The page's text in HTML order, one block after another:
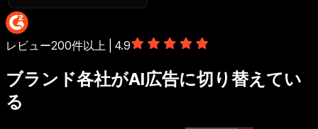
レビュー200件以上 | 4.9
ブランド各社がAI広告に切り替えてい
る